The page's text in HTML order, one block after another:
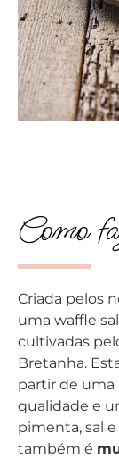
Como
Criada pelos
uma waffle
cultivadas
Bretanha.
partir de
qualidade e
pimenta, sal
também é